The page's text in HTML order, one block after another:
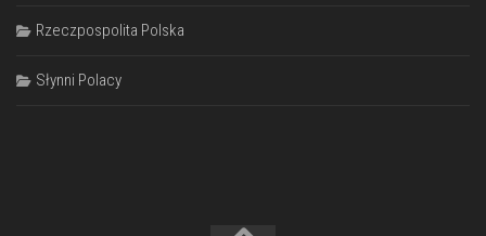
Rzeczpospolita Polska
Słynni Polacy